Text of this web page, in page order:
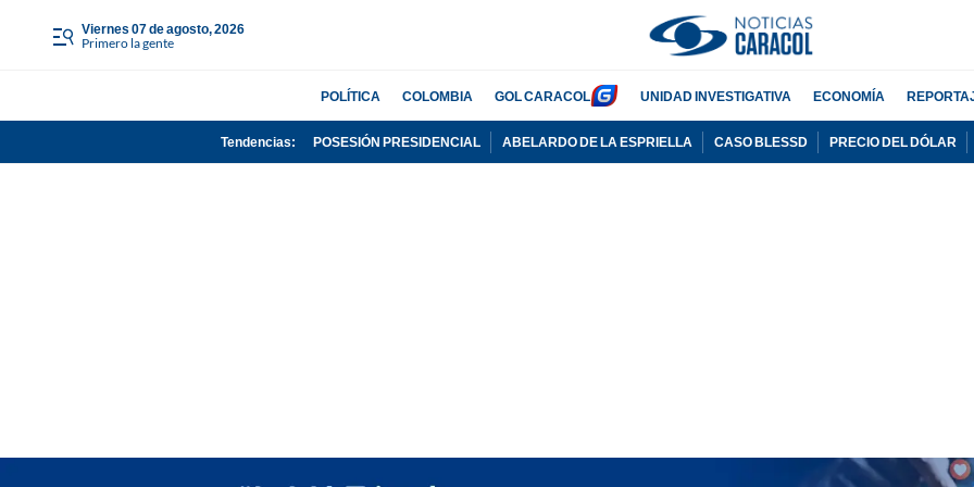
viernes 07 de agosto, 2026
Primero la gente
POLÍTICA COLOMBIA GOL CARACOL UNIDAD INVESTIGATIVA ECONOMÍA
Tendencias: POSESIÓN PRESIDENCIAL ABELARDO DE LA ESPRIELLA CASO BLESSD PRECIO DEL DÓLAR